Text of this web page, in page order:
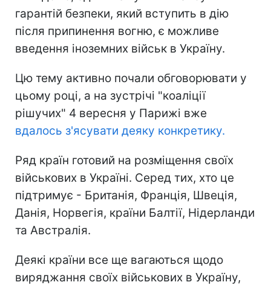
гарантій безпеки, який вступить в дію
після припинення вогню, є можливе
введення іноземних військ в Україну.
Цю тему активно почали обговорювати у
цьому році, а на зустрічі "коаліції
рішучих" 4 вересня у Парижі вже
вдалось з'ясувати деяку конкретику.
Ряд країн готовий на розміщення своїх
військових в Україні. Серед тих, хто це
підтримує - Британія, Франція, Швеція,
Данія, Норвегія, країни Балтії, Нідерланди
та Австралія.
Деякі країни все ще вагаються щодо
виряджання своїх військових в Україну,